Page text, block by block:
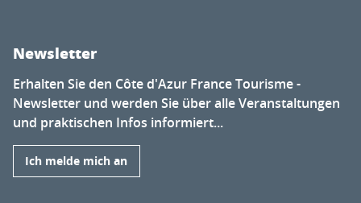
Newsletter
Erhalten Sie den Côte d'Azur France Tourisme -
Newsletter und werden Sie über alle Veranstaltungen
und praktischen Infos informiert...
Ich melde mich an